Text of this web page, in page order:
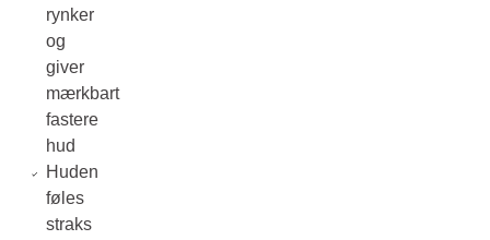
rynker
og
giver
mærkbart
fastere
hud
Huden
føles
straks